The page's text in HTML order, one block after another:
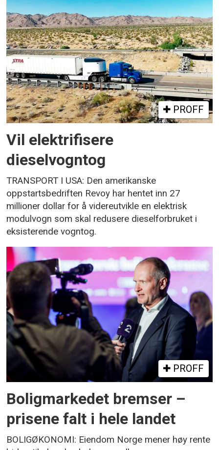
PROFF
Vil elektrifisere
dieselvogntog
TRANSPORT I USA: Den amerikanske
oppstartsbedriften Revoy har hentet inn 27
millioner dollar for å videreutvikle en elektrisk
modulvogn som skal redusere dieselforbruket i
eksisterende vogntog.
PROFF
Boligmarkedet bremser –
prisene falt i hele landet
BOLIGØKONOMI: Eiendom Norge mener høy rente